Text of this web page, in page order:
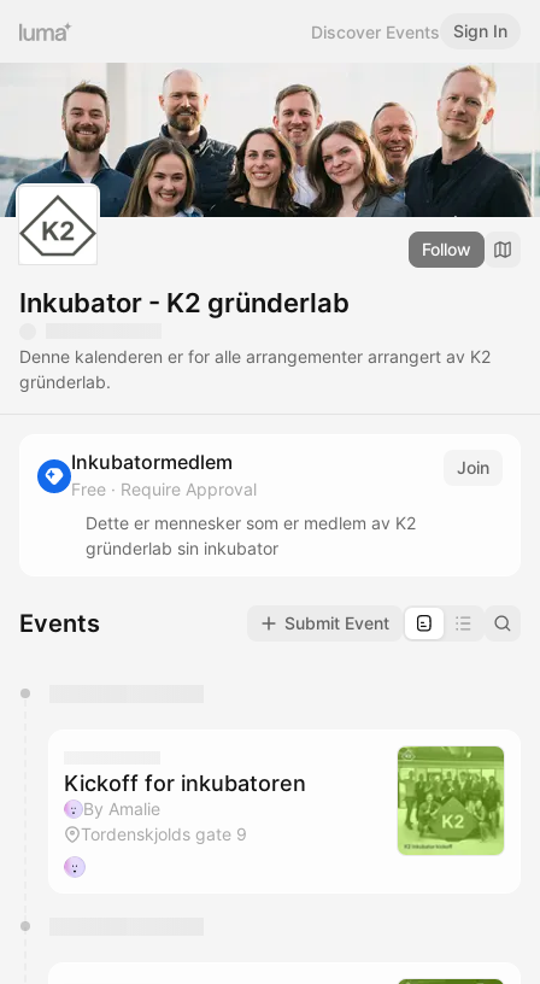
Discover Events Sign In
Follow
Inkubator - K2 gründerlab
Denne kalenderen er for alle arrangementer arrangert av K2
gründerlab.
Inkubatormedlem
Free · Require Approval
Join
Dette er mennesker som er medlem av K2
gründerlab sin inkubator
Events Submit Event
They will show up on the schedule once approved
Kickoff for inkubatoren
By Amalie
Tordenskjolds gate 9